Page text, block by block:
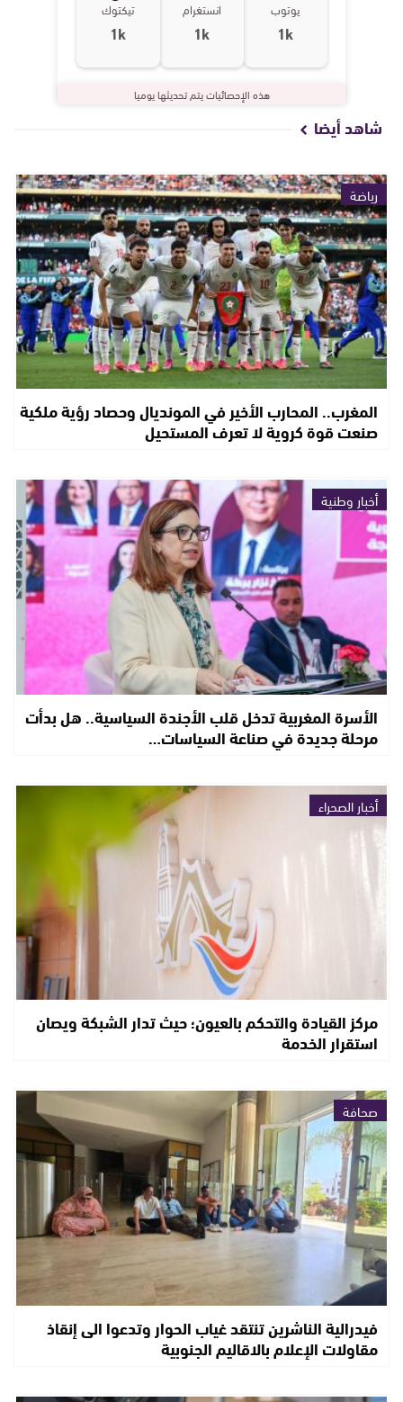
يوتوب
1k
انستغرام
1k
تيكتوك
1k
هذه الإحصائيات يتم تحديثها يوميا
شاهد أيضا
رياضة
المغرب.. المحارب الأخير في المونديال وحصاد رؤية ملكية
صنعت قوة كروية لا تعرف المستحيل
أخبار وطنية
الأسرة المغربية تدخل قلب الأجندة السياسية.. هل بدأت
مرحلة جديدة في صناعة السياسات…
أخبار الصحراء
مركز القيادة والتحكم بالعيون؛ حيث تدار الشبكة ويصان
استقرار الخدمة
صحافة
فيدرالية الناشرين تنتقد غياب الحوار وتدعوا الى إنقاذ
مقاولات الإعلام بالاقاليم الجنوبية